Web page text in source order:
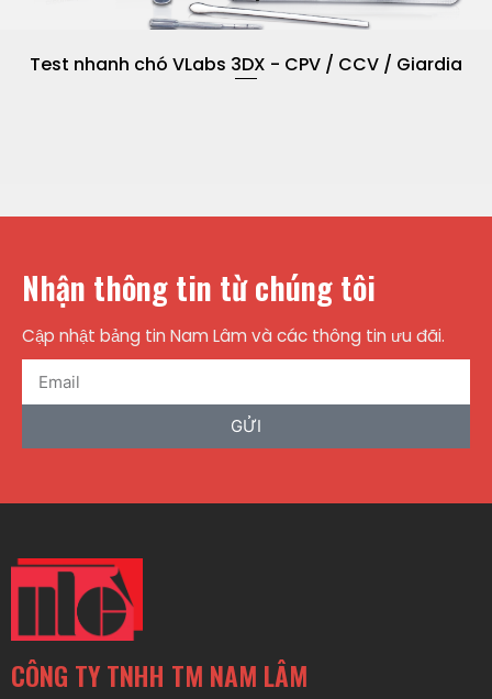
Test nhanh chó VLabs 3DX - CPV / CCV / Giardia
Nhận thông tin từ chúng tôi
Cập nhật bảng tin Nam Lâm và các thông tin ưu đãi.
GỬI
CÔNG TY TNHH TM NAM LÂM